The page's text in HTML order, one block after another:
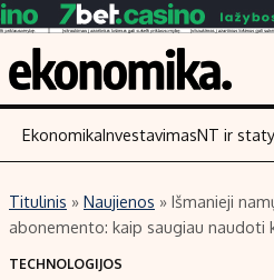
Turinys
Naujienos
EkonomikaInvestavimasNT ir
Titulinis » Naujienos » Išmanieji
abonemento: kaip saugiau naudoti
TECHNOLOGIJOS